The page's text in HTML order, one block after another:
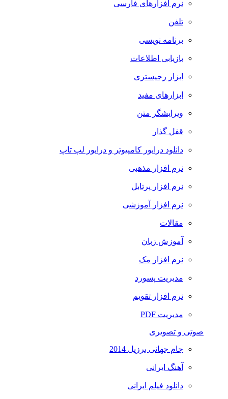
نرم افزارهای فارسی
تلفن
برنامه نویسی
بازیابی اطلاعات
ابزار رجیستری
ابزارهای مفید
ویرایشگر متن
قفل گذار
دانلود درایور کامپیوتر و درایور لپ تاپ
نرم افزار مذهبی
نرم افزار پرتابل
نرم افزار آموزشی
مقالات
آموزش زبان
نرم افزار مک
مدیریت پسورد
نرم افزار تقویم
مدیریت PDF
صوتی و تصویری
جام جهانی برزیل 2014
آهنگ ایرانی
دانلود فیلم ایرانی